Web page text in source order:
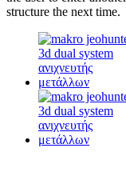
structure the next time.